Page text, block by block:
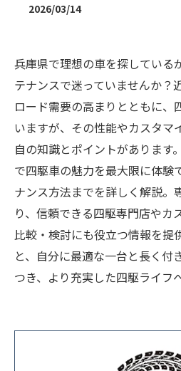
2026/03/14
兵庫県で理想の車を探している
テナンスで迷っていませんか？
ロード需要の高まりとともに、
いますが、その性能やカスタマ
自の知識とポイントがあります
で四駆車の魅力を最大限に体験
ナンス方法までを詳しく解説。
り、信頼できる四駆専門店やカ
比較・検討にも役立つ情報を提
と、自分に最適な一台と長く付
つき、より充実した四駆ライフ